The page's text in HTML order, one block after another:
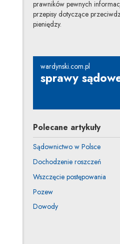
prawników pewnych
przepisy dotyczące
pieniędzy.
wardynski.com.pl
sprawy
Polecane artykuły
Sądownictwo w Polsce
Dochodzenie roszczeń
Wszczęcie postępowania
Pozew
Dowody